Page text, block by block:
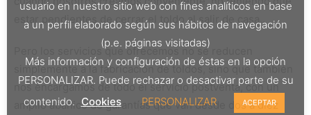
estar pendientes de cerrar el toldo al salir de casa..
Pero los servicios que ofrecemos no se reducen
simplemente a la fabricación de toldos, sino que también
nos encargamos de todo el servicio postventa, con un
amplio abanico de garantías que van desde dos a diez
usuario en nuestro sitio web con fines analíticos en base
a un perfil elaborado según sus hábitos de navegación
(p.e. páginas visitadas)
Más información y configuración de éstas en la opción
PERSONALIZAR. Puede rechazar o desactivar parte de su
contenido. Cookies PERSONALIZAR ACEPTAR